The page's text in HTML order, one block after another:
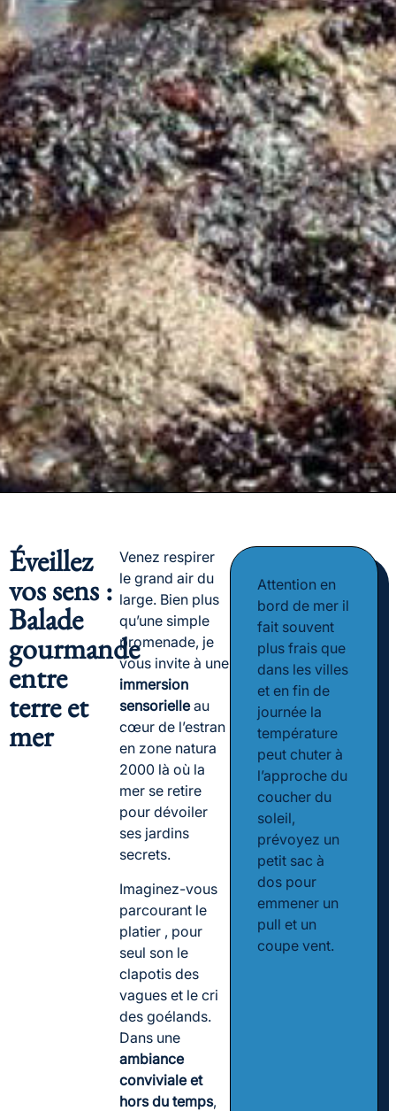
Éveillez
vos sens :
Balade
gourmande
entre
terre et
mer
Venez respirer
le grand air du
large. Bien plus
qu’une simple
promenade, je
vous invite à une
immersion
sensorielleau
cœur de l’estran
en zone natura
2000 là où la
mer se retire
pour dévoiler
ses jardins
secrets.
Imaginez-vous
parcourant le
platier , pour
seul son le
clapotis des
vagues et le cri
des goélands.
Dans une
ambiance
conviviale et
hors du temps,
Attention en
bord de mer il
fait souvent
plus frais que
dans les villes
et en fin de
journée la
température
peut chuter à
l’approche du
coucher du
soleil,
prévoyez un
petit sac à
dos pour
emmener un
pull et un
coupe vent.